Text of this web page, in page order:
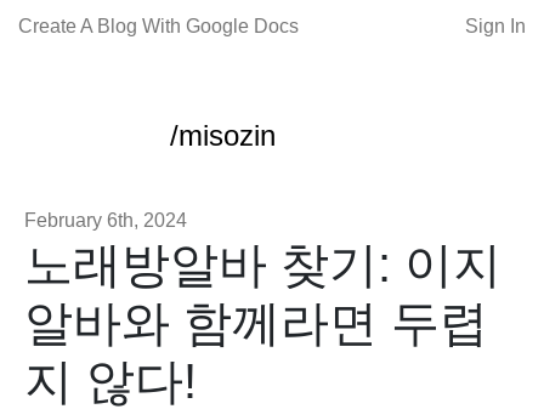
Create A Blog With Google Docs Sign In
/misozin
February 6th, 2024
노래방알바 찾기: 이지
알바와 함께라면 두렵
지 않다!